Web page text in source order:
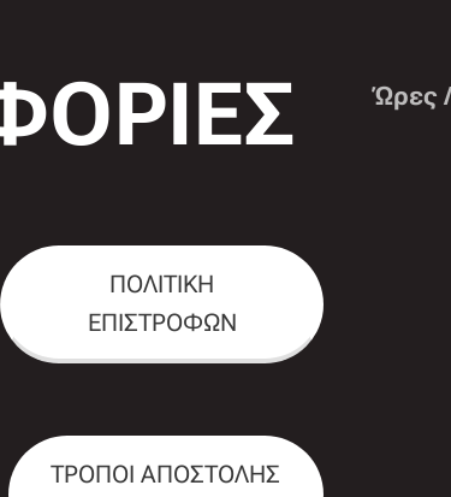
ΠΟΛΙΤΙΚΗ
ΕΠΙΣΤΡΟΦΩΝ
ΤΡΟΠΟΙ ΑΠΟΣΤΟΛΗΣ
Ώρες